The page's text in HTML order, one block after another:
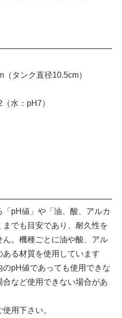
タンク直径10.5cm）
水：pH7）
pH値」や「油、酸、アルカ
でも目安であり、耐久性を
。機種ごとに油や酸、アル
る材質を使用しています
pH値であっても使用できな
など使用できない場合があ
用下さい。